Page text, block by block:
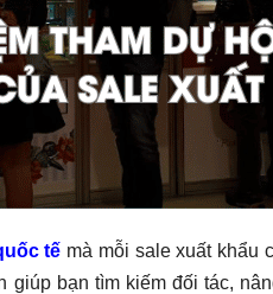
tế mà mỗi sale xuất khẩu
giúp bạn tìm kiếm đối tác,